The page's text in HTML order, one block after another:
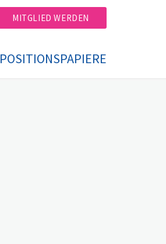
MITGLIED WERDEN
POSITIONSPAPIERE